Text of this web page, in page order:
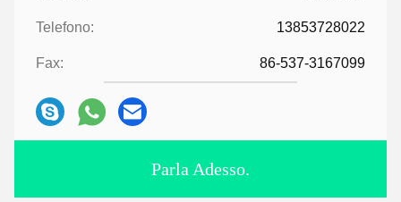
Telefono: 13853728022
Fax: 86-537-3167099
Parla Adesso.